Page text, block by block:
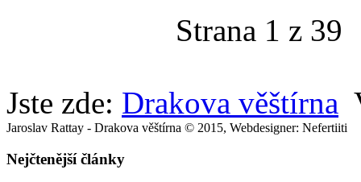
Strana 1 z 39
Jste zde: Drakova věštírna
Jaroslav Rattay - Drakova věštírna © 2015, Webdesigner: Nefertiiti
Nejčtenější články